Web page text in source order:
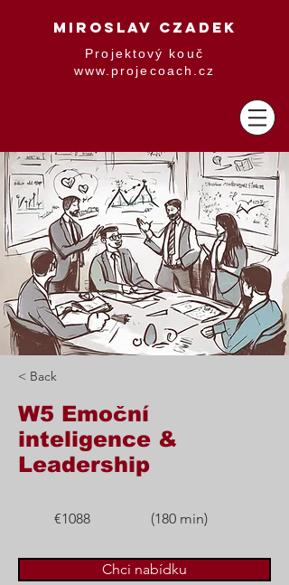
MIROSLAV CZADEK
Projektový kouč
www.projecoach.cz
< Back
W5 Emoční
inteligence &
Leadership
€1088 (180 min)
Chci nabídku